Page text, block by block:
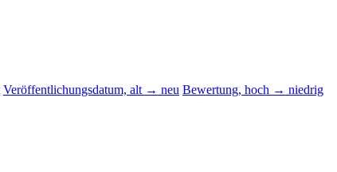
Veröffentlichungsdatum, alt → neu Bewertung, hoch → niedrig